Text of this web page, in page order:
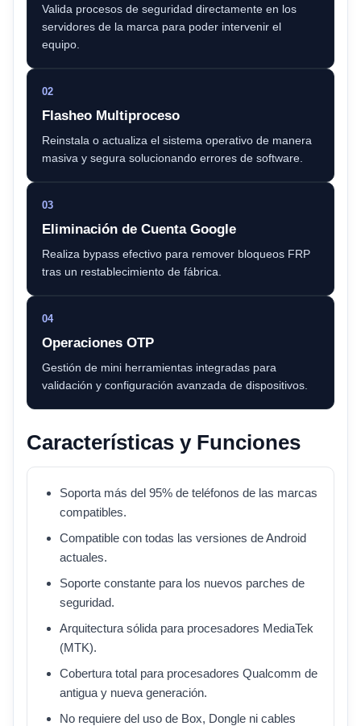
Valida procesos de seguridad directamente en los
servidores de la marca para poder intervenir el
equipo.
02
Flasheo Multiproceso
Reinstala o actualiza el sistema operativo de manera
masiva y segura solucionando errores de software.
03
Eliminación de Cuenta Google
Realiza bypass efectivo para remover bloqueos FRP
tras un restablecimiento de fábrica.
04
Operaciones OTP
Gestión de mini herramientas integradas para
validación y configuración avanzada de dispositivos.
Características y Funciones
Soporta más del 95% de teléfonos de las marcas
compatibles.
Compatible con todas las versiones de Android
actuales.
Soporte constante para los nuevos parches de
seguridad.
Arquitectura sólida para procesadores MediaTek
(MTK).
Cobertura total para procesadores Qualcomm de
antigua y nueva generación.
No requiere del uso de Box, Dongle ni cables